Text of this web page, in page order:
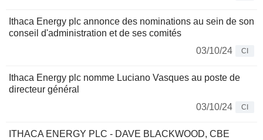
Ithaca Energy plc annonce des nominations au sein de son
conseil d'administration et de ses comités
03/10/24
CI
Ithaca Energy plc nomme Luciano Vasques au poste de
directeur général
03/10/24
CI
ITHACA ENERGY PLC - DAVE BLACKWOOD, CBE